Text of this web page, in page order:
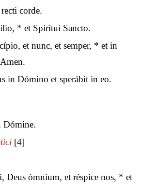
corde.
* et Spirítui Sancto.
et nunc, et semper, * et in
in Dómino et sperábit in eo.
Dómine.
[4]
Deus ómnium, et réspice nos, * et